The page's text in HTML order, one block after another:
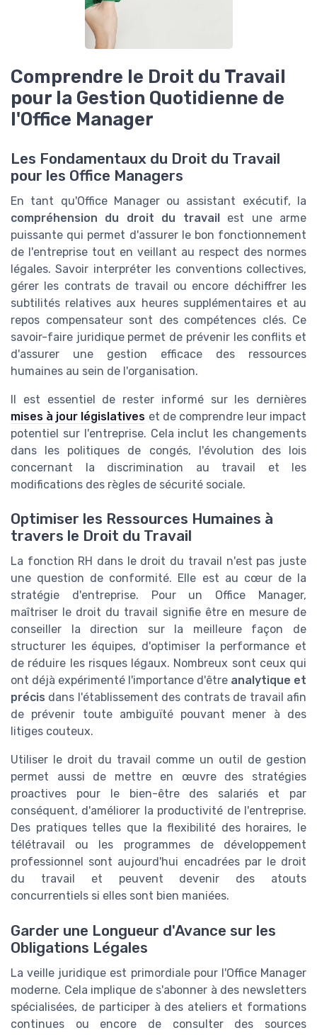
Comprendre le Droit du Travail
pour la Gestion Quotidienne de
l'Office Manager
Les Fondamentaux du Droit du Travail
pour les Office Managers
En tant qu'Office Manager ou assistant exécutif, la
compréhension du droit du travailest une arme
puissante qui permet d'assurer le bon fonctionnement
de l'entreprise tout en veillant au respect des normes
légales. Savoir interpréter les conventions collectives,
gérer les contrats de travail ou encore déchiffrer les
subtilités relatives aux heures supplémentaires et au
repos compensateur sont des compétences clés. Ce
savoir-faire juridique permet de prévenir les conflits et
d'assurer une gestion efficace des ressources
humaines au sein de l'organisation.
Il est essentiel de rester informé sur les dernières
mises à jour législatives et de comprendre leur impact
potentiel sur l'entreprise. Cela inclut les changements
dans les politiques de congés, l'évolution des lois
concernant la discrimination au travail et les
modifications des règles de sécurité sociale.
Optimiser les Ressources Humaines à
travers le Droit du Travail
La fonction RH dans le droit du travail n'est pas juste
une question de conformité. Elle est au cœur de la
stratégie d'entreprise. Pour un Office Manager,
maîtriser le droit du travail signifie être en mesure de
conseiller la direction sur la meilleure façon de
structurer les équipes, d'optimiser la performance et
de réduire les risques légaux. Nombreux sont ceux qui
ont déjà expérimenté l'importance d'être analytique et
précis dans l'établissement des contrats de travail afin
de prévenir toute ambiguïté pouvant mener à des
litiges couteux.
Utiliser le droit du travail comme un outil de gestion
permet aussi de mettre en œuvre des stratégies
proactives pour le bien-être des salariés et par
conséquent, d'améliorer la productivité de l'entreprise.
Des pratiques telles que la flexibilité des horaires, le
télétravail ou les programmes de développement
professionnel sont aujourd'hui encadrées par le droit
du travail et peuvent devenir des atouts
concurrentiels si elles sont bien maniées.
Garder une Longueur d'Avance sur les
Obligations Légales
La veille juridique est primordiale pour l'Office Manager
moderne. Cela implique de s'abonner à des newsletters
spécialisées, de participer à des ateliers et formations
continues ou encore de consulter des sources